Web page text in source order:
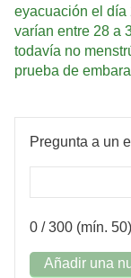
eyacuación el día
varían entre 28 a
todavía no
prueba de
Pregunta a un
0 / 300 (mín. 50)
Añadir una